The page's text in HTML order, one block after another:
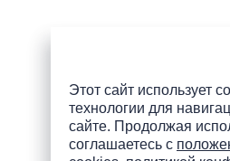
Этот сайт использует
технологии для
сайте. Продолжая
соглашаетесь с